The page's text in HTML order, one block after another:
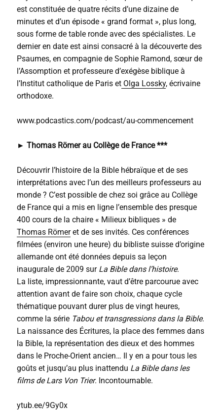
est constituée de quatre récits d’une dizaine de
minutes et d’un épisode « grand format », plus long,
sous forme de table ronde avec des spécialistes. Le
dernier en date est ainsi consacré à la découverte des
Psaumes, en compagnie de Sophie Ramond, sœur de
l’Assomption et professeure d’exégèse biblique à
l’Institut catholique de Paris etOlga Lossky, écrivaine
orthodoxe.
www.podcastics.com/podcast/au-commencement
► Thomas Römer au Collège de France ***
Découvrir l’histoire de la Bible hébraïque et de ses
interprétations avec l’un des meilleurs professeurs au
monde ? C’est possible de chez soi grâce au Collège
de France qui a mis en ligne l’ensemble des presque
400 cours de la chaire « Milieux bibliques » de
Thomas Römeret de ses invités. Ces conférences
filmées (environ une heure) du bibliste suisse d’origine
allemande ont été données depuis sa leçon
inaugurale de 2009 sur La Bible dans l’histoire.
La liste, impressionnante, vaut d’être parcourue avec
attention avant de faire son choix, chaque cycle
thématique pouvant durer plus de vingt heures,
comme la série Tabou et transgressions dans la Bible.
La naissance des Écritures, la place des femmes dans
la Bible, la représentation des dieux et des hommes
dans le Proche-Orient ancien… Il y en a pour tous les
goûts et jusqu’au plus inattendu La Bible dans les
films de Lars Von Trier. Incontournable.
ytub.ee/9Gy0x